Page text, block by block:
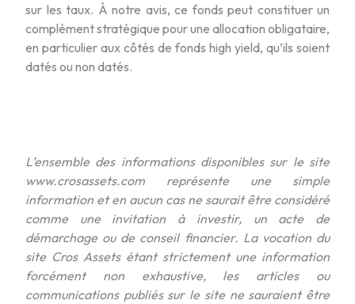
sur les taux. À notre avis, ce fonds peut constituer un
complément stratégique pour une allocation obligataire,
en particulier aux côtés de fonds high yield, qu’ils soient
datés ou non datés.
L’ensemble des informations disponibles sur le site
www.crosassets.com représente une simple
information et en aucun cas ne saurait être considéré
comme une invitation à investir, un acte de
démarchage ou de conseil financier. La vocation du
site Cros Assets étant strictement une information
forcément non exhaustive, les articles ou
communications publiés sur le site ne sauraient être